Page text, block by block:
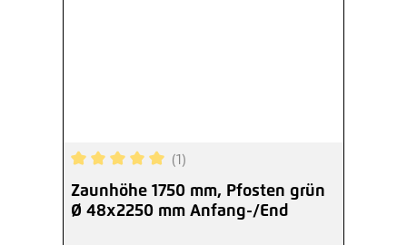
Durchschnittliche Bewertung von 5 von 5
(1)
Zaunhöhe 1750 mm, Pfosten grün
Ø 48x2250 mm Anfang-/End